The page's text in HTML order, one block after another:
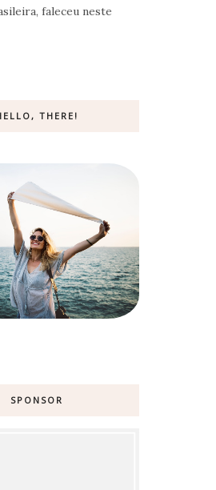
faleceu neste
THERE!
SPONSOR